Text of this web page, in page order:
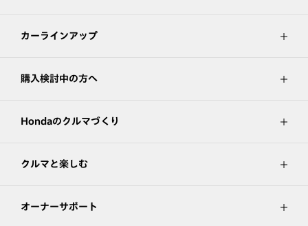
カーラインアップ
購入検討中の方へ
Hondaのクルマづくり
クルマと楽しむ
オーナーサポート